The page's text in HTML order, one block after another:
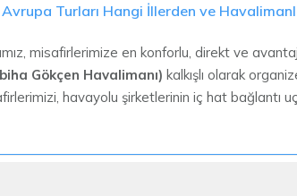
Turları Hangi İllerden ve
misafirlerimize en konforlu, direkt ve
Gökçen Havalimanı) kalkışlı olarak
havayolu şirketlerinin iç hat bağlantı